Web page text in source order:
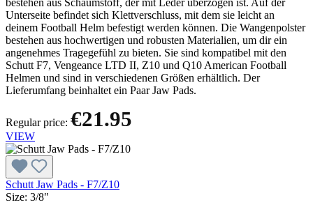
bestehen aus Schaumstoff, der mit Leder überzogen ist. Auf der
Unterseite befindet sich Klettverschluss, mit dem sie leicht an
deinem Football Helm befestigt werden können. Die Wangenpolster
bestehen aus hochwertigen und robusten Materialien, um dir ein
angenehmes Tragegefühl zu bieten. Sie sind kompatibel mit den
Schutt F7, Vengeance LTD II, Z10 und Q10 American Football
Helmen und sind in verschiedenen Größen erhältlich. Der
Lieferumfang beinhaltet ein Paar Jaw Pads.
Regular price: €21.95
VIEW
Schutt Jaw Pads - F7/Z10
Size: 3/8"